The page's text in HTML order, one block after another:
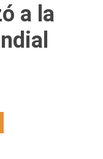
a la